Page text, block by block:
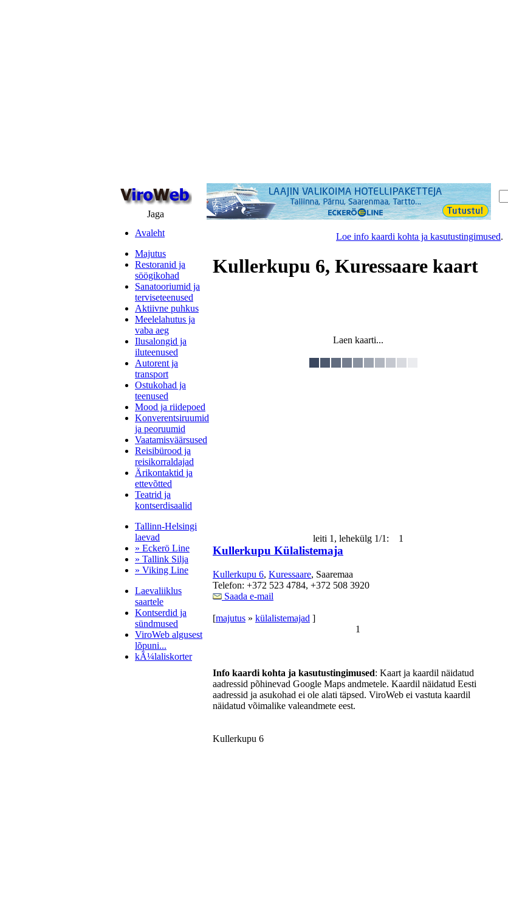
Jaga
Avaleht
Majutus
Restoranid ja
söögikohad
Sanatooriumid ja
terviseteenused
Aktiivne puhkus
Meelelahutus ja
vaba aeg
Ilusalongid ja
iluteenused
Autorent ja
transport
Ostukohad ja
teenused
Mood ja riidepoed
Konverentsiruumid
ja peoruumid
Vaatamisväärsused
Reisibürood ja
reisikorraldajad
Ärikontaktid ja
ettevõtted
Teatrid ja
kontserdisaalid
Tallinn-Helsingi
laevad
» Eckerö Line
» Tallink Silja
» Viking Line
Laevaliiklus
saartele
Kontserdid ja
sündmused
ViroWeb algusest
lõpuni...
kÃ¼laliskorter
Loe info kaardi kohta ja kasutustingimused.
Kullerkupu 6, Kuressaare kaart
Laen kaarti...
leiti 1, lehekülg 1/1: 1
Kullerkupu Külalistemaja
Kullerkupu 6, Kuressaare, Saaremaa
Telefon: +372 523 4784, +372 508 3920
Saada e-mail
[majutus » külalistemajad ]
1
Info kaardi kohta ja kasutustingimused: Kaart ja kaardil näidatud
aadressid põhinevad Google Maps andmetele. Kaardil näidatud Eesti
aadressid ja asukohad ei ole alati täpsed. ViroWeb ei vastuta kaardil
näidatud võimalike valeandmete eest.
Kullerkupu 6